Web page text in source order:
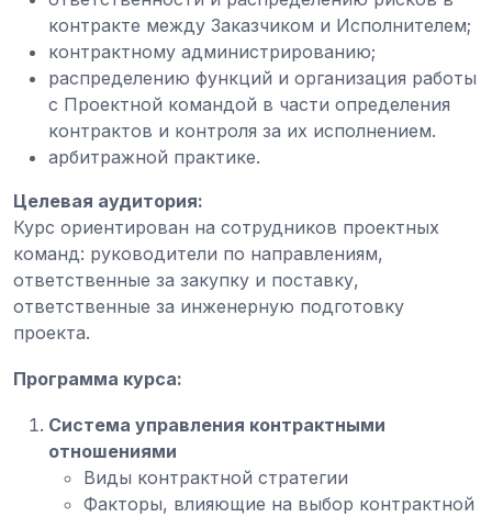
контракте между Заказчиком и Исполнителем;
контрактному администрированию;
распределению функций и организация работы
с Проектной командой в части определения
контрактов и контроля за их исполнением.
арбитражной практике.
Целевая аудитория:
Курс ориентирован на сотрудников проектных
команд: руководители по направлениям,
ответственные за закупку и поставку,
ответственные за инженерную подготовку
проекта.
Программа курса:
Система управления контрактными
отношениями
Виды контрактной стратегии
Факторы, влияющие на выбор контрактной